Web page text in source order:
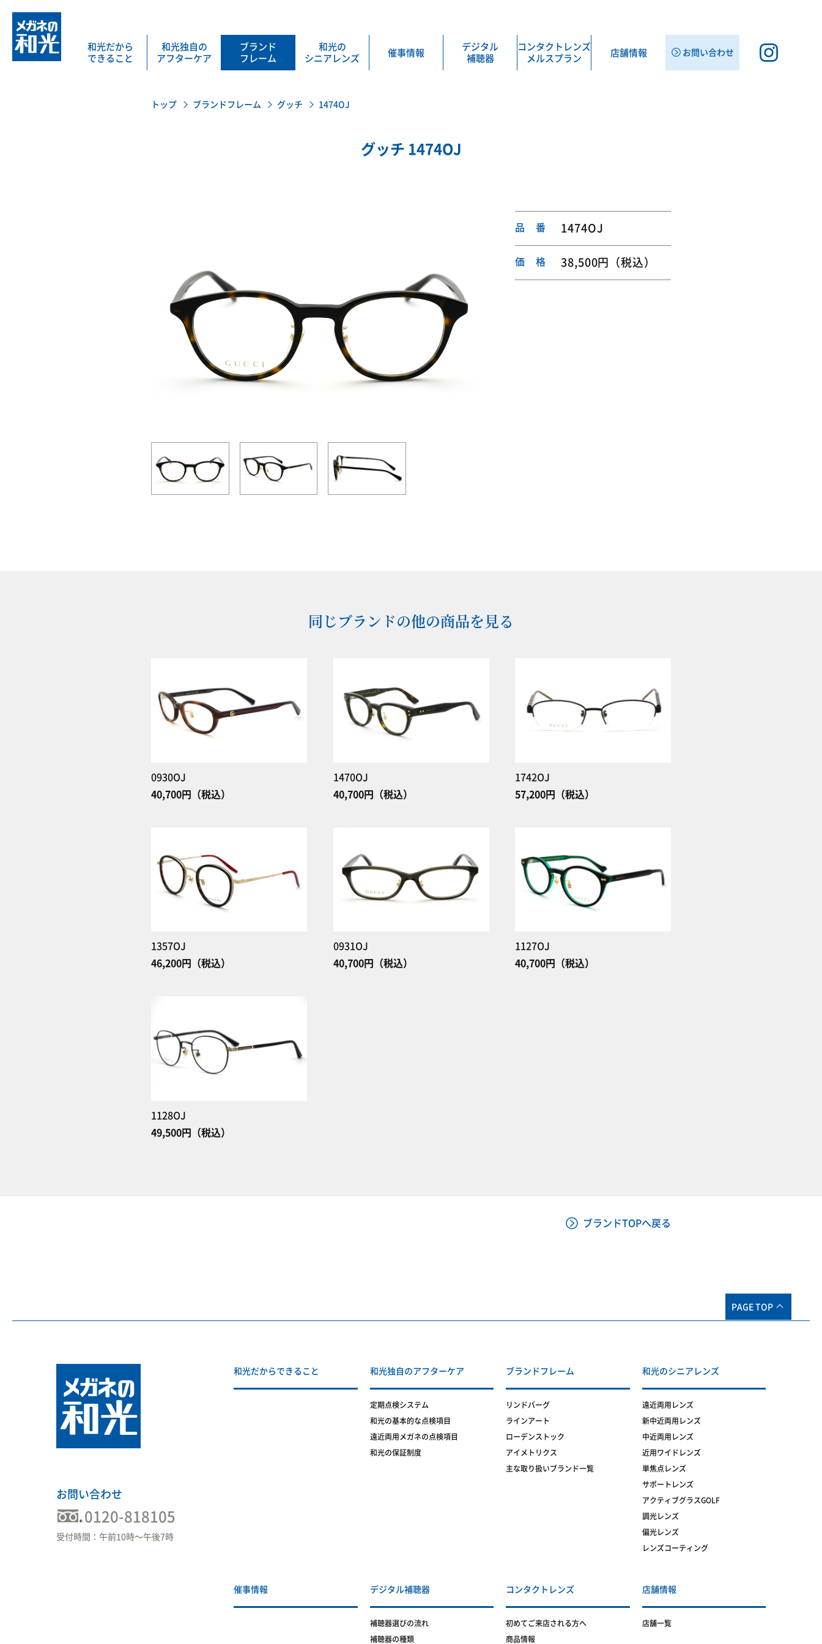
和光だから
できること
和光独自の
アフターケア
ブランド
フレーム
和光の
シニアレンズ
催事情報
デジタル
補聴器
コンタクト レンズ
メルスプラン
店舗情報 お問い合わせ
トップ ブランドフレーム グッチ 1474OJ
グッチ 1474OJ
品 番 1474OJ
価 格 38,500円（税込）
同じブランドの他の商品を見る
0930OJ
40,700円（税込）
1470OJ
40,700円（税込）
1742OJ
57,200円（税込）
1357OJ
46,200円（税込）
0931OJ
40,700円（税込）
1127OJ
40,700円（税込）
1128OJ
49,500円（税込）
ブランドTOPへ戻る
PAGE TOP
お問い合わせ
0120-818105
受付時間：午前10時〜午後7時
和光だからできること 和光独自のアフターケア
定期点検システム
和光の基本的な点検項目
遠近両用メガネの点検項目
和光の保証制度
ブランドフレーム
リンドバーグ
ラインアート
ローデンストック
アイメトリクス
主な取り扱いブランド一覧
和光のシニアレンズ
遠近両用レンズ
新中近両用レンズ
中近両用レンズ
近用ワイドレンズ
単焦点レンズ
サポートレンズ
アクティブグラスGOLF
調光レンズ
偏光レンズ
レンズコーティング
催事情報 デジタル補聴器
補聴器選びの流れ
補聴器の種類
コンタクトレンズ
初めてご来店される方へ
商品情報
店舗情報
店舗一覧